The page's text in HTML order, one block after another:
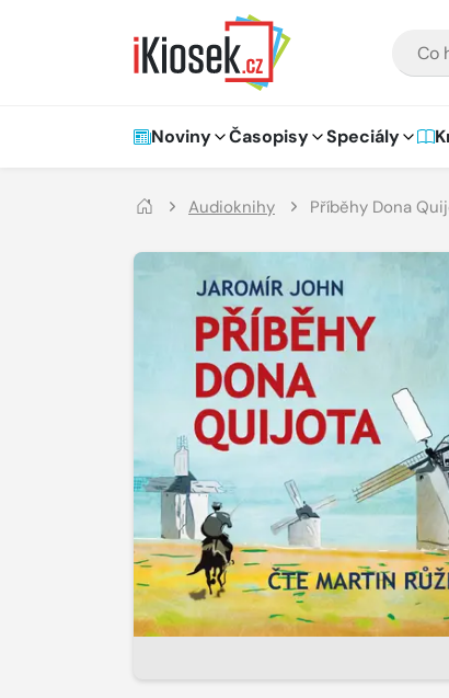
Hlavní navigace
Noviny Časopisy Speciály
Audioknihy Příběhy Dona